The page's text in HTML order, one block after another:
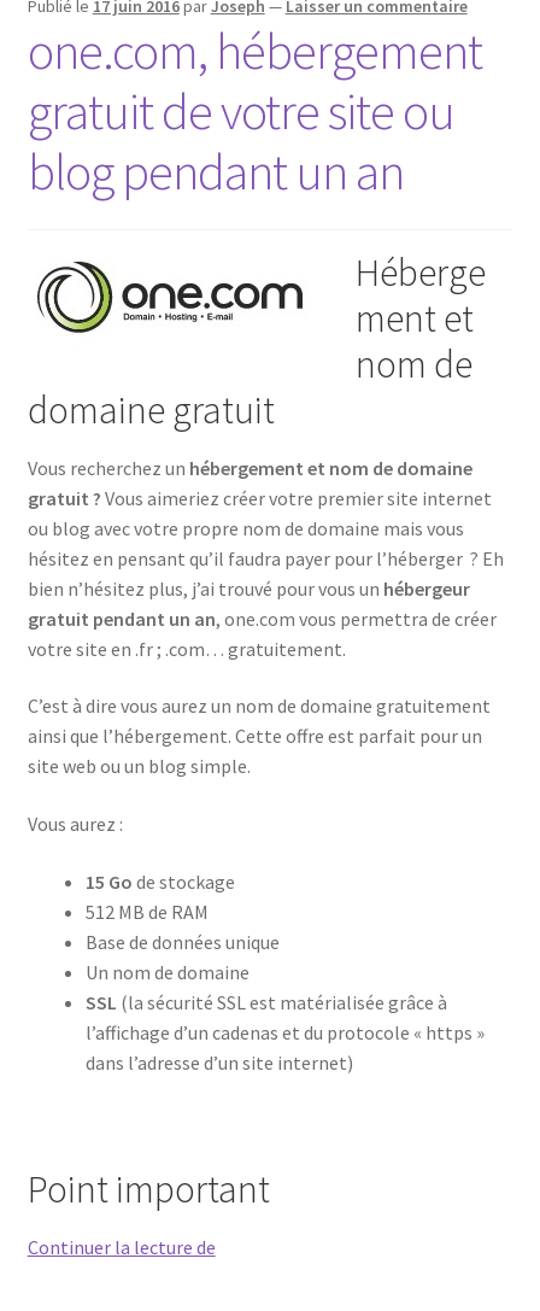
Publié le 17 juin 2016parJoseph — Laisser un commentaire
one.com, hébergement
gratuit de votre site ou
blog pendant un an
Héberge
ment et
nom de
domaine gratuit
Vous recherchez un hébergement et nom de domaine
gratuit ? Vous aimeriez créer votre premier site internet
ou blog avec votre propre nom de domaine mais vous
hésitez en pensant qu’il faudra payer pour l’héberger ? Eh
bien n’hésitez plus, j’ai trouvé pour vous un hébergeur
gratuit pendant un an, one.com vous permettra de créer
votre site en .fr ; .com… gratuitement.
C’est à dire vous aurez un nom de domaine gratuitement
ainsi que l’hébergement. Cette offre est parfait pour un
site web ou un blog simple.
Vous aurez :
15 Go de stockage
512 MB de RAM
Base de données unique
Un nom de domaine
SSL (la sécurité SSL est matérialisée grâce à
l’affichage d’un cadenas et du protocole « https »
dans l’adresse d’un site internet)
Point important
Continuer la lecture deone.com,